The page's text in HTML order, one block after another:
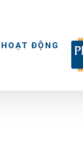
HOẠT ĐỘNG